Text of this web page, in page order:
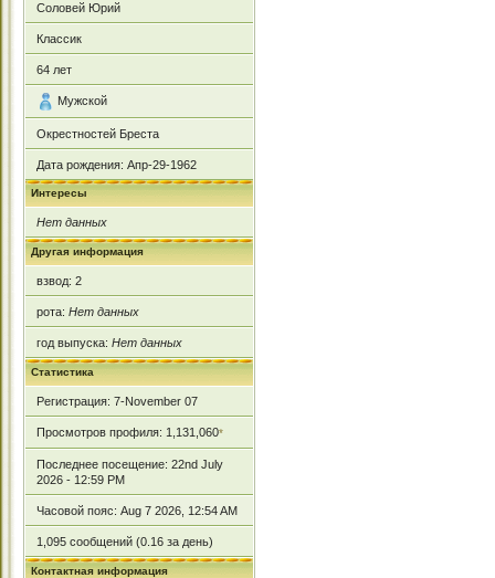
Соловей Юрий
Классик
64 лет
Мужской
Окрестностей Бреста
Дата рождения: Апр-29-1962
Интересы
Нет данных
Другая информация
взвод: 2
рота: Нет данных
год выпуска: Нет данных
Статистика
Регистрация: 7-November 07
Просмотров профиля: 1,131,060*
Последнее посещение: 22nd July
2026 - 12:59 PM
Часовой пояс: Aug 7 2026, 12:54 AM
1,095 сообщений (0.16 за день)
Контактная информация